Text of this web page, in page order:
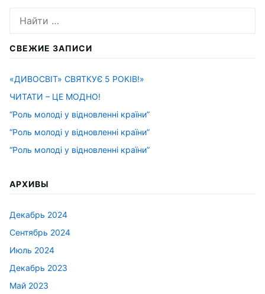
СВЕЖИЕ ЗАПИСИ
«ДИВОСВІТ» СВЯТКУЄ 5 РОКІВ!»
ЧИТАТИ – ЦЕ МОДНО!
“Роль молоді у відновленні країни”
“Роль молоді у відновленні країни”
“Роль молоді у відновленні країни”
АРХИВЫ
Декабрь 2024
Сентябрь 2024
Июль 2024
Декабрь 2023
Май 2023